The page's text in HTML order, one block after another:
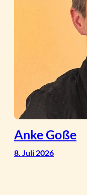
Anke Goße
8. Juli 2026